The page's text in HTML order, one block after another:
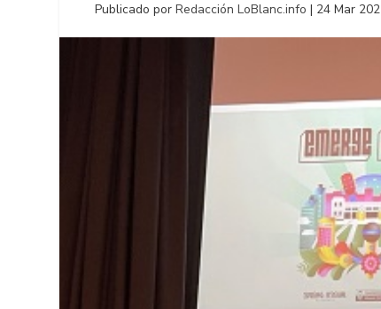
Publicado porRedacción LoBlanc.info | 24 Mar